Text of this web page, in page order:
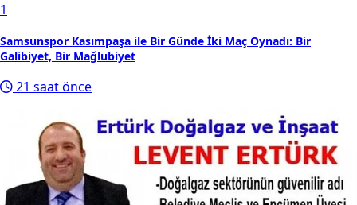
1
Samsunspor Kasımpaşa ile Bir Günde İki Maç Oynadı: Bir
Galibiyet, Bir Mağlubiyet
21 saat önce